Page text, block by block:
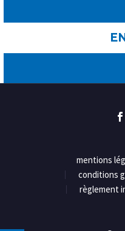
mentions
conditions
règlement